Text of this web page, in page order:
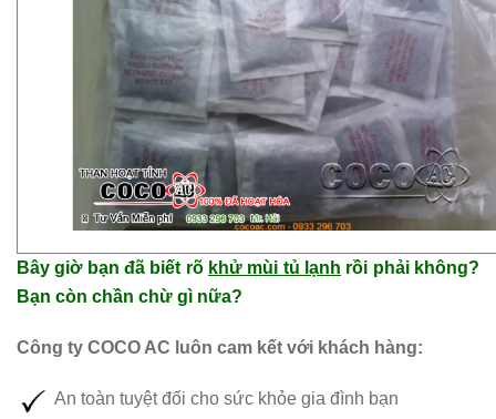
Bây giờ bạn đã biết rõ khử mùi tủ lạnh rồi phải không?
Bạn còn chần chừ gì nữa?
Công ty COCO AC luôn cam kết với khách hàng:
An toàn tuyệt đối cho sức khỏe gia đình bạn